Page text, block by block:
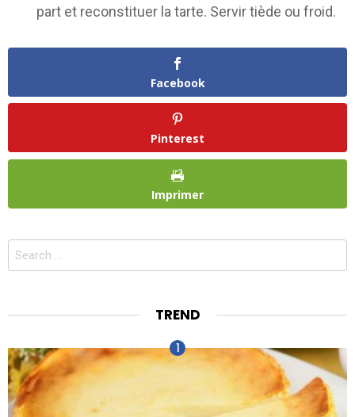
part et reconstituer la tarte. Servir tiède ou froid.
Facebook
Pinterest
Imprimer
Search
TREND